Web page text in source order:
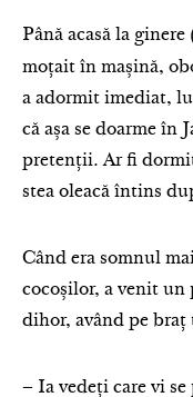
Până acasă la ginere (
moțait în mașină,
a adormit imediat,
că așa se doarme în
pretenții. Ar fi
stea oleacă întins
Când era somnul
cocoșilor, a venit un
dihor, având pe braț
– Ia vedeți care vi